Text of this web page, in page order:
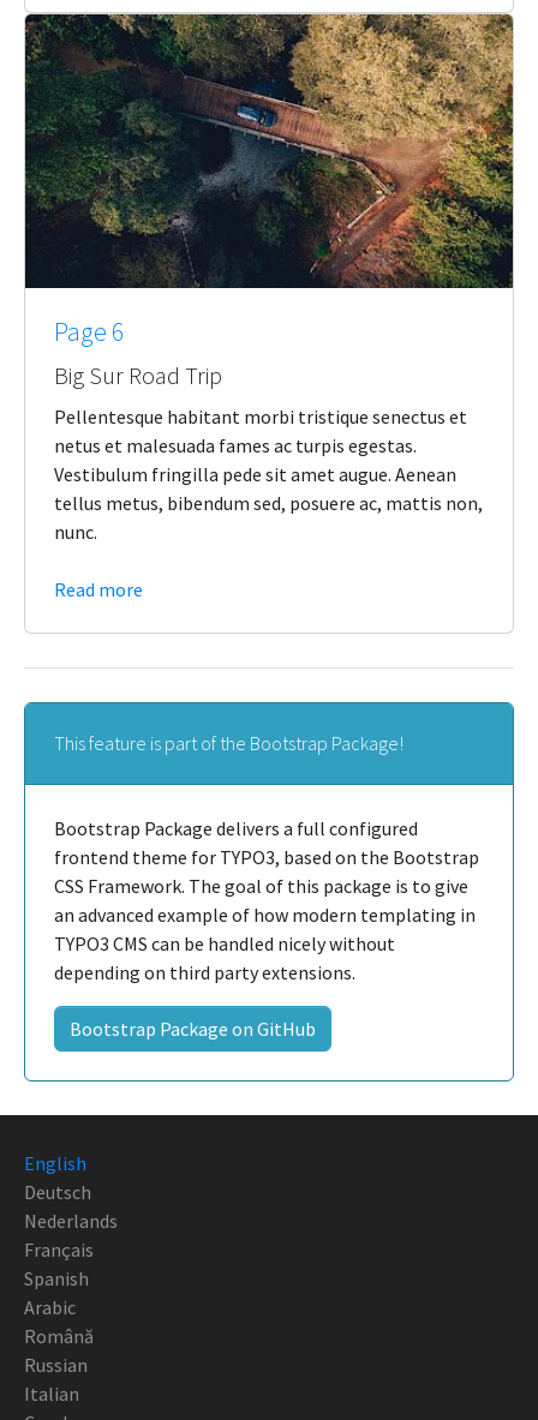
Page 6
Big Sur Road Trip
Pellentesque habitant morbi tristique senectus et
netus et malesuada fames ac turpis egestas.
Vestibulum fringilla pede sit amet augue. Aenean
tellus metus, bibendum sed, posuere ac, mattis non,
nunc.
Read more
This feature is part of the Bootstrap Package!
Bootstrap Package delivers a full configured
frontend theme for TYPO3, based on the Bootstrap
CSS Framework. The goal of this package is to give
an advanced example of how modern templating in
TYPO3 CMS can be handled nicely without
depending on third party extensions.
Bootstrap Package on GitHub
English
Deutsch
Nederlands
Français
Spanish
Arabic
Română
Russian
Italian